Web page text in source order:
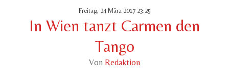
Freitag, 24 März 2017 23:25
In Wien tanzt Carmen den
Tango
Von Redaktion